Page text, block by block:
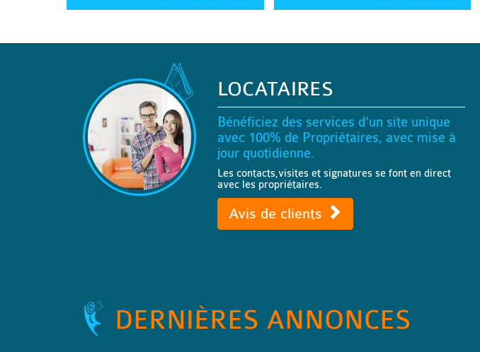
LOCATAIRES
Bénéficiez des services d'un site unique
avec 100% de Propriétaires, avec mise à
jour quotidienne.
Les contacts,visites et signatures se font en direct
avec les propriétaires.
Avis de clients
DERNIÈRES ANNONCES